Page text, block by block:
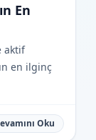
En
aktif
en ilginç
Oku